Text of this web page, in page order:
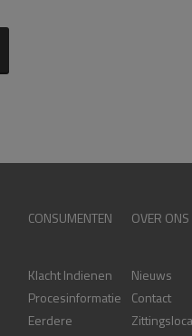
CONSUMENTEN
Klacht Indienen
Procesinformatie
Eerdere
OVER ONS
Nieuws
Contact